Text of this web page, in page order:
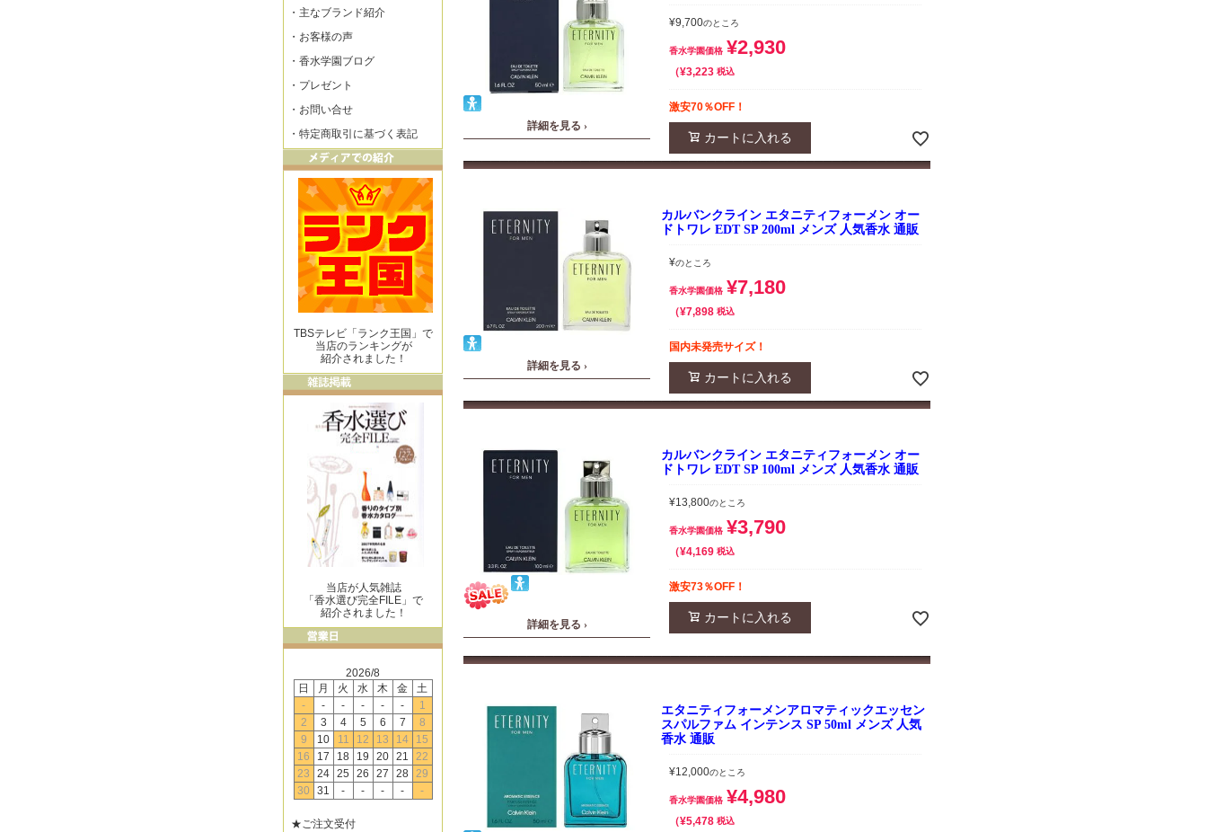
詳細を見る ›
¥9,700のところ
香水学園価格 ¥2,930
¥3,223 税込
激安70％OFF！
カートに入れる
詳細を見る ›
カルバンクライン エタニティフォーメン オー
ドトワレ EDT SP 200ml メンズ 人気香水 通販
¥のところ
香水学園価格 ¥7,180
¥7,898 税込
国内未発売サイズ！
カートに入れる
詳細を見る ›
カルバンクライン エタニティフォーメン オー
ドトワレ EDT SP 100ml メンズ 人気香水 通販
¥13,800のところ
香水学園価格 ¥3,790
¥4,169 税込
激安73％OFF！
カートに入れる
エタニティフォーメンアロマティックエッセン
スパルファム インテンス SP 50ml メンズ 人気
香水 通販
¥12,000のところ
香水学園価格 ¥4,980
¥5,478 税込
・ 主なブランド紹介
・ お客様の声
・ 香水学園ブログ
・ プレゼント
・ お問い合せ
・ 特定商取引に基づく表記
TBSテレビ「ランク王国」で
当店のランキングが
紹介されました！
当店が人気雑誌
「香水選び完全FILE」で
紹介されました！
2026/8
日
月 火 水 木 金
土
-
- - - - -
1
2
3 4 5 6 7
8
9
10 11 12 13 14
15
16
17 18 19 20 21
22
23
24 25 26 27 28 29
30
31 - - - - -
★ご注文受付